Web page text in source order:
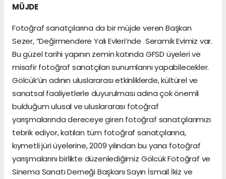
MÜJDE
Fotoğraf sanatçılarına da bir müjde veren Başkan
Sezer, “Değirmendere Yalı Evleri’nde Seramik Evimiz var.
Bu güzel tarihi yapının zemin katında GFSD üyeleri ve
misafir fotoğraf sanatçıları sunumlarını yapabilecekler.
Gölcük’ün adının uluslararası etkinliklerde, kültürel ve
sanatsal faaliyetlerle duyurulması adına çok önemli
bulduğum ulusal ve uluslararası fotoğraf
yarışmalarında dereceye giren fotoğraf sanatçılarımızı
tebrik ediyor, katılan tüm fotoğraf sanatçılarına,
kıymetli jüri üyelerine, 2009 yılından bu yana fotoğraf
yarışmalarını birlikte düzenlediğimiz Gölcük Fotoğraf ve
Sinema Sanatı Derneği Başkanı Sayın İsmail İkiz ve